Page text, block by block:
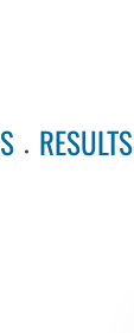
RESULTS